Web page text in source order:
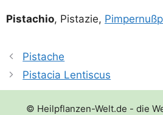
Pistachio, Pis­ta­zie,
Pistache
Pistacia Lentiscus
© Heilpflanzen-Welt.de - die